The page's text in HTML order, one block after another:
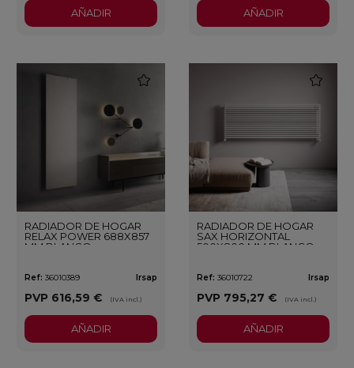
AÑADIR AÑADIR
RADIADOR DE HOGAR
RELAX POWER 688X857
MM BLANCO
Ref: 36010389 Irsap
PVP 616,59 € (IVA incl.)
AÑADIR
RADIADOR DE HOGAR
SAX HORIZONTAL
500X800 MM BLANCO
Ref: 36010722 Irsap
PVP 795,27 € (IVA incl.)
AÑADIR